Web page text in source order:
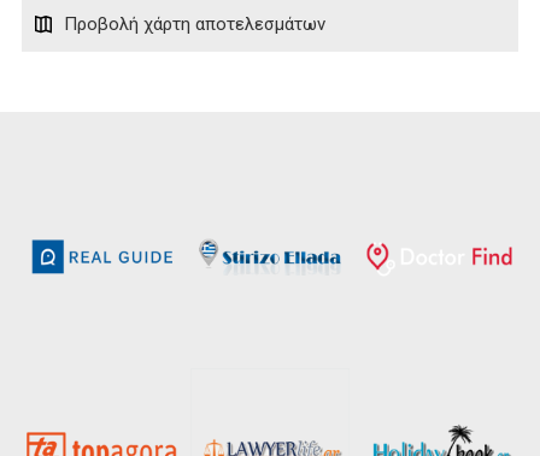
Προβολή χάρτη αποτελεσμάτων